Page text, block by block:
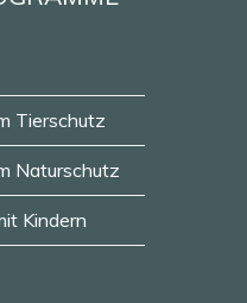
Tierschutz
Naturschutz
Kindern